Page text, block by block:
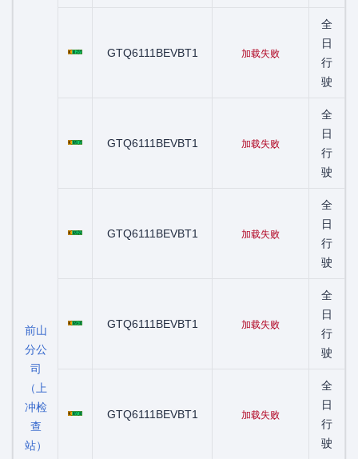
前山
分公
司
（上
冲检
查
站）
GTQ6111BEVBT1 加载失败
全
日
行
驶
GTQ6111BEVBT1 加载失败
全
日
行
驶
GTQ6111BEVBT1 加载失败
全
日
行
驶
GTQ6111BEVBT1 加载失败
全
日
行
驶
GTQ6111BEVBT1 加载失败
全
日
行
驶